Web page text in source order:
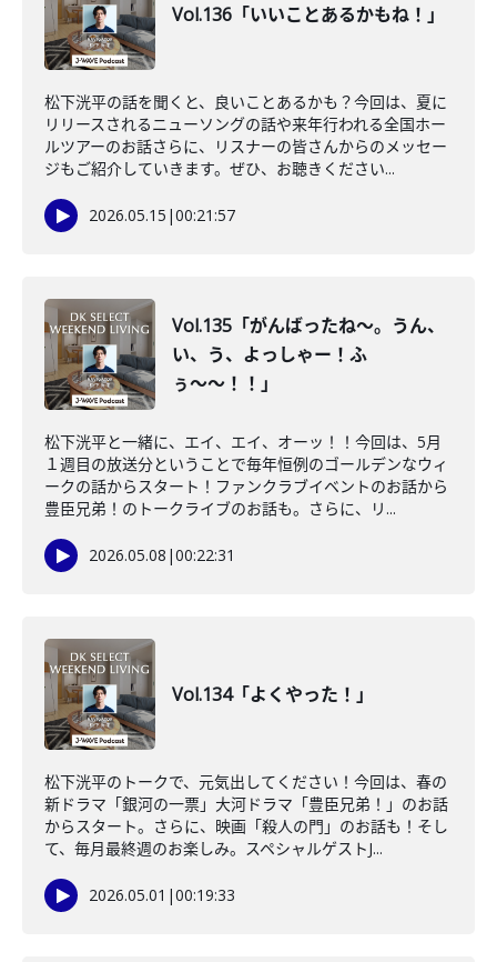
Vol.136「いいことあるかもね！」
松下洸平の話を聞くと、良いことあるかも？今回は、夏に
リリースされるニューソングの話や来年行われる全国ホー
ルツアーのお話さらに、リスナーの皆さんからのメッセー
ジもご紹介していきます。ぜひ、お聴きください...
2026.05.15 |00:21:57
Vol.135「がんばったね〜。うん、
い、う、よっしゃー！ふ
ぅ〜〜！！」
松下洸平と一緒に、エイ、エイ、オーッ！！今回は、5月
１週目の放送分ということで毎年恒例のゴールデンなウィ
ークの話からスタート！ファンクラブイベントのお話から
豊臣兄弟！のトークライブのお話も。さらに、リ...
2026.05.08 |00:22:31
Vol.134「よくやった！」
松下洸平のトークで、元気出してください！今回は、春の
新ドラマ「銀河の一票」大河ドラマ「豊臣兄弟！」のお話
からスタート。さらに、映画「殺人の門」のお話も！そし
て、毎月最終週のお楽しみ。スペシャルゲストJ...
2026.05.01 |00:19:33